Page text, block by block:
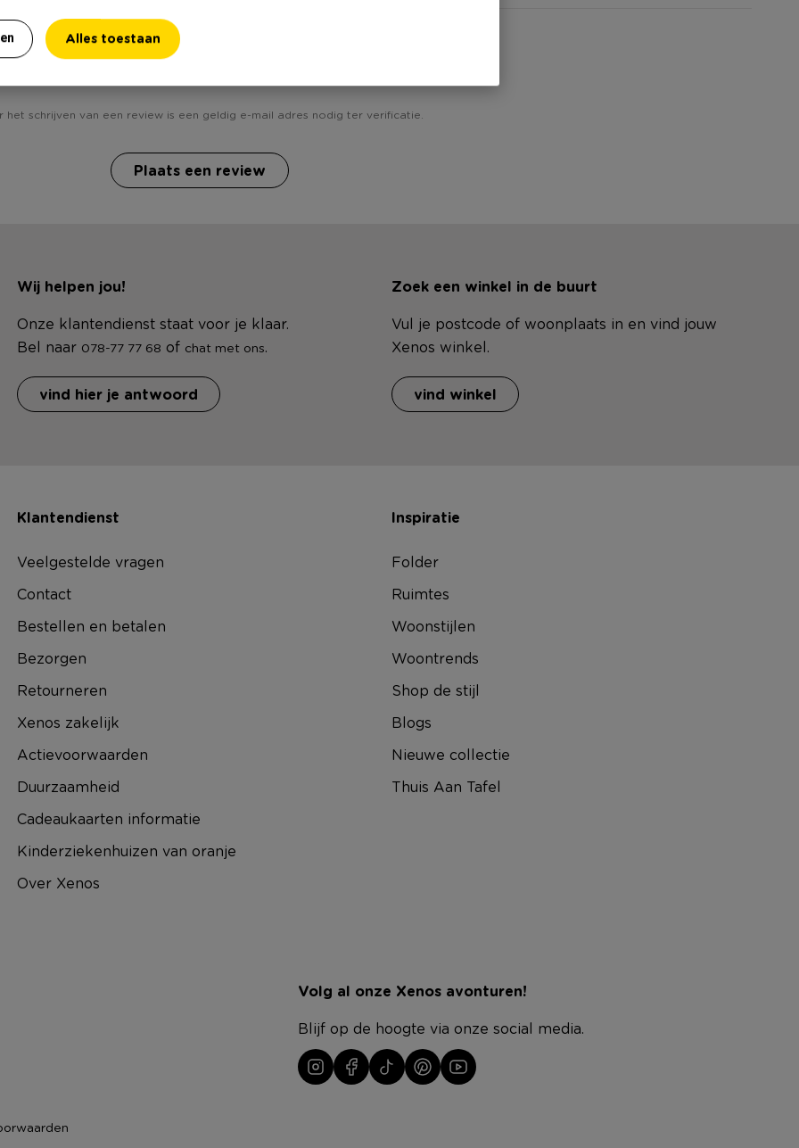
Alles toestaan
Heb jij Patch - roos - 18x15 cm? Schrijf een review!
het schrijven van een review is een geldig e-mail adres nodig ter verificatie.
Plaats een review
Wij helpen jou!
Onze klantendienst staat voor je klaar.
Bel naar 078-77 77 68 of chat met ons.
vind hier je antwoord
Zoek een winkel in de buurt
Vul je postcode of woonplaats in en vind jouw
Xenos winkel.
vind winkel
Klantendienst
Veelgestelde vragen
Contact
Bestellen en betalen
Bezorgen
Retourneren
Xenos zakelijk
Actievoorwaarden
Duurzaamheid
Cadeaukaarten informatie
Kinderziekenhuizen van oranje
Over Xenos
Inspiratie
Folder
Ruimtes
Woonstijlen
Woontrends
Shop de stijl
Blogs
Nieuwe collectie
Thuis Aan Tafel
Volg al onze Xenos avonturen!
Blijf op de hoogte via onze social media.